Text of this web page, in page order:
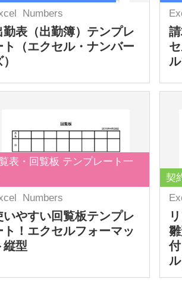
Numbers
勤表（出勤簿）テンプレ
ト（エクセル・ナンバー
表・回覧板 テンプレート一
Numbers
いやすい回覧板テンプレ
ト！エクセルフォーマッ
縦型
契
ル